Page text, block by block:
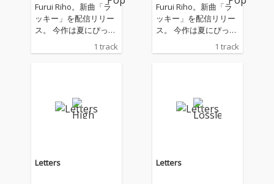
Furui Riho。新曲「ラ
ッキー」を配信リリー
ス。 今作は夏にぴった
りなFunk、Soulの要素
を取り入れたダンサブ
に、「人生」をボード
ゲームになぞらえた世
ないから” といった歌
詞には、不運なこと、
1 track
Furui Riho。新曲「ラ
ッキー」を配信リリー
ス。 今作は夏にぴった
りなFunk、Soulの要素
を取り入れたダンサブ
に、「人生」をボード
ゲームになぞらえた世
ないから” といった歌
詞には、不運なこと、
1 track
Letters Letters